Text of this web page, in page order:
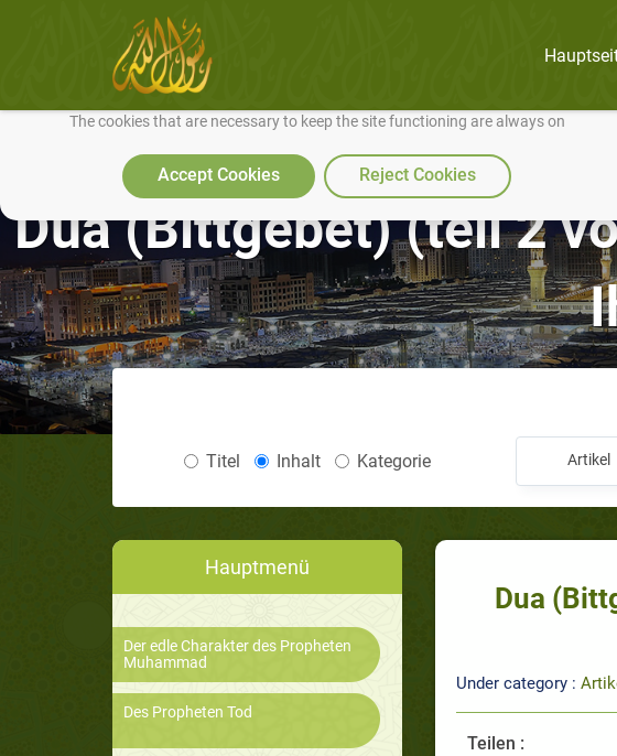
We use cookies to make our site work well for you and so we can continually improve it.
The cookies that are necessary to keep the site functioning are always on
Accept Cookies Reject Cookies
Dua (Bittgebet) (teil 2
Titel Inhalt Kategorie Artikel
Hauptmenü
Der edle Charakter des Propheten
Muhammad
Des Propheten Tod
Dua
Under category :
Teilen :